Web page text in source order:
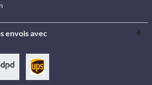
envois avec